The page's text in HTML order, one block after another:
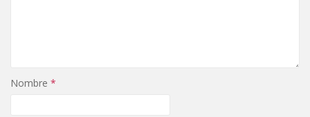
Nombre *